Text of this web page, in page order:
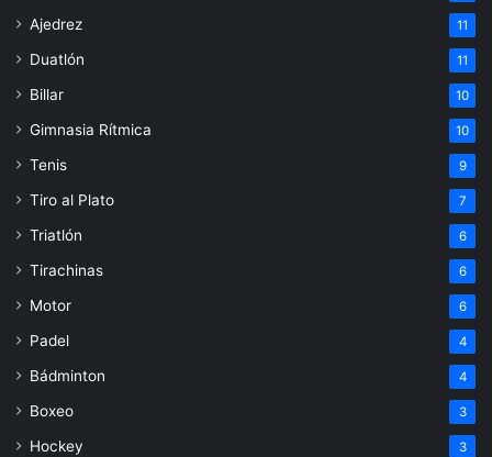
Ajedrez 11
Duatlón 11
Billar 10
Gimnasia Rítmica 10
Tenis 9
Tiro al Plato 7
Triatlón 6
Tirachinas 6
Motor 6
Padel 4
Bádminton 4
Boxeo 3
Hockey 3